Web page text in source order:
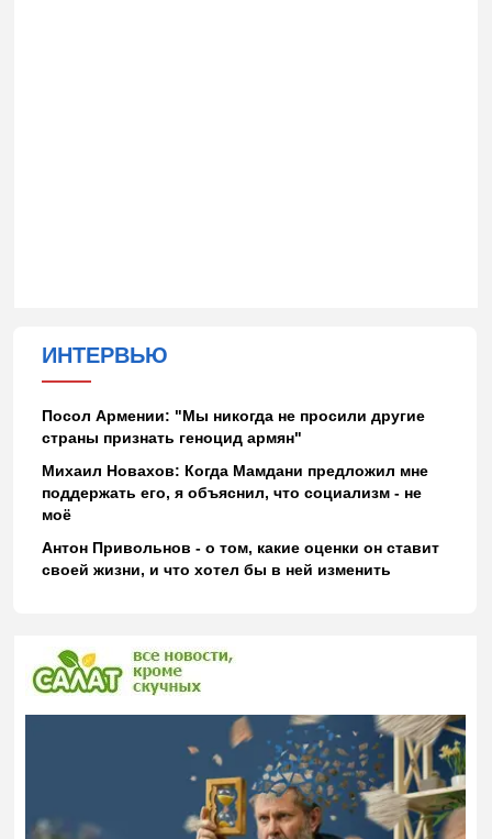
ИНТЕРВЬЮ
Посол Армении: "Мы никогда не просили другие
страны признать геноцид армян"
Михаил Новахов: Когда Мамдани предложил мне
поддержать его, я объяснил, что социализм - не
моё
Антон Привольнов - о том, какие оценки он ставит
своей жизни, и что хотел бы в ней изменить